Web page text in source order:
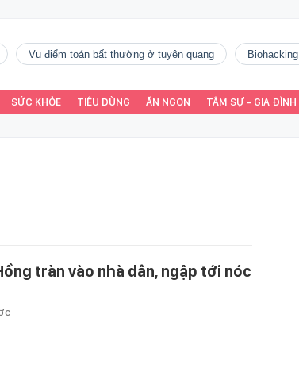
vụ điểm toán bất thường ở tuyên quang Biohacking
SỨC KHỎE TIÊU DÙNG ĂN NGON TÂM SỰ - GIA ĐÌNH
tràn vào nhà dân, ngập tới nóc